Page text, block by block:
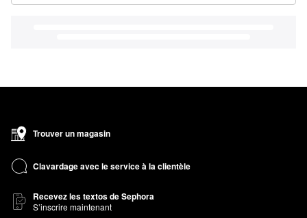
Trouver un magasin
Clavardage avec le service à la clientèle
Recevez les textos de Sephora
S’inscrire maintenant